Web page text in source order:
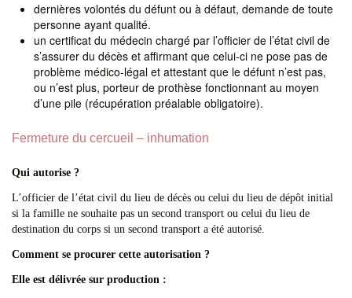
dernières volontés du défunt ou à défaut, demande de toute
personne ayant qualité.
un certificat du médecin chargé par l’officier de l’état civil de
s’assurer du décès et affirmant que celui-ci ne pose pas de
problème médico-légal et attestant que le défunt n’est pas,
ou n’est plus, porteur de prothèse fonctionnant au moyen
d’une pile (récupération préalable obligatoire).
Fermeture du cercueil – inhumation
Qui autorise ?
L’officier de l’état civil du lieu de décès ou celui du lieu de dépôt initial
si la famille ne souhaite pas un second transport ou celui du lieu de
destination du corps si un second transport a été autorisé.
Comment se procurer cette autorisation ?
Elle est délivrée sur production :